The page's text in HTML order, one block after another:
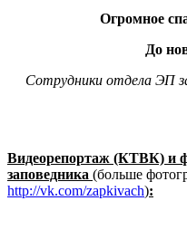
Огромное
До
Сотрудники отдела ЭП
Видеорепортаж (КТВК) и
заповедника (больше
http://vk.com/zapkivach):